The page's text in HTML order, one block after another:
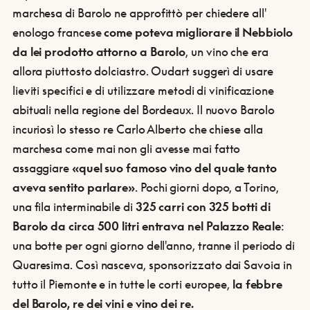
marchesa di Barolo ne approfittò per chiedere all'
enologo francesecome poteva migliorare il Nebbiolo
da lei prodotto attorno a Barolo, un vino che era
allora piuttosto dolciastro. Oudart suggerì di usare
lieviti specifici e di utilizzare metodi di vinificazione
abituali nella regione del Bordeaux. Il nuovo Barolo
incuriosì lo stesso re Carlo Alberto che chiese alla
marchesa come mai non gli avesse mai fatto
assaggiare «quel suo famoso vino del quale tanto
aveva sentito parlare». Pochi giorni dopo, a Torino,
una fila interminabile di325 carri con 325 botti di
Barolo da circa 500 litri entrava nel Palazzo Reale:
una botte per ogni giorno dell'anno, tranne il periodo di
Quaresima. Così nasceva, sponsorizzato dai Savoia in
tutto il Piemonte e in tutte le corti europee, la febbre
del Barolo, re dei vini e vino dei re.